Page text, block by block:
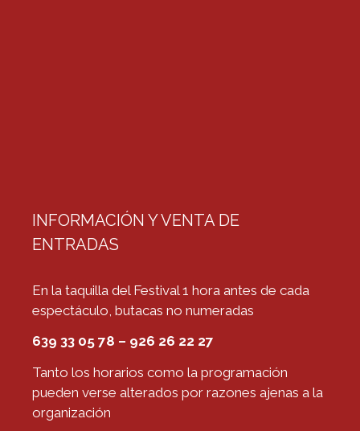
INFORMACIÓN Y VENTA DE
ENTRADAS
En la taquilla del Festival 1 hora antes de cada
espectáculo, butacas no numeradas
639 33 05 78 – 926 26 22 27
Tanto los horarios como la programación
pueden verse alterados por razones ajenas a la
organización